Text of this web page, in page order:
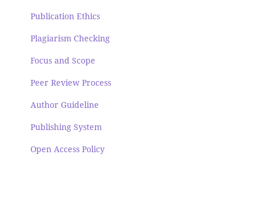
Publication Ethics
Plagiarism Checking
Focus and Scope
Peer Review Process
Author Guideline
Publishing System
Open Access Policy